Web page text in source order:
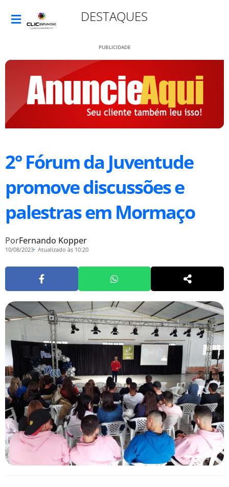
DESTAQUES
PUBLICIDADE
2° Fórum da Juventude
promove discussões e
palestras em Mormaço
PorFernando Kopper
10/08/2023 Atualizado às 10:20